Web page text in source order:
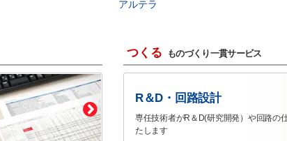
アルテラ
つくる ものづくり一貫サービス
R＆D・回路設計
専任技術者がR＆D(研究開発）や回路の
たします